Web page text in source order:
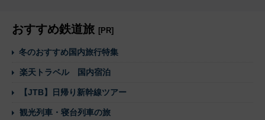
おすすめ鉄道旅 [PR]
冬のおすすめ国内旅行特集
楽天トラベル 国内宿泊
【JTB】日帰り新幹線ツアー
観光列車・寝台列車の旅